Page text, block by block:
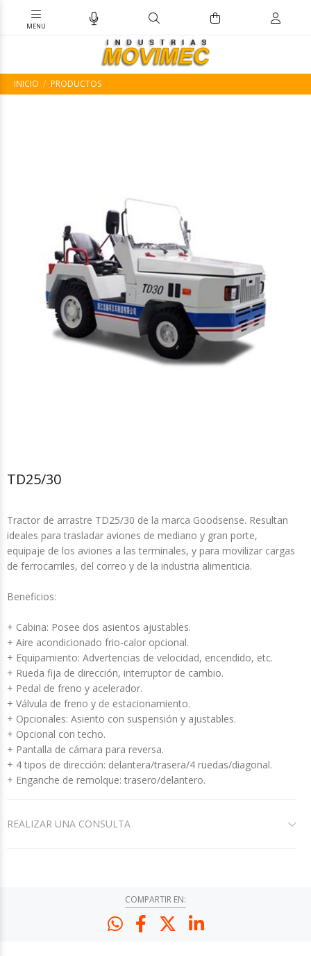
INICIO PRODUCTOS
TD25/30
Tractor de arrastre TD25/30 de la marca Goodsense. Resultan
ideales para trasladar aviones de mediano y gran porte,
equipaje de los aviones a las terminales, y para movilizar cargas
de ferrocarriles, del correo y de la industria alimenticia.
Beneficios:
+ Cabina: Posee dos asientos ajustables.
+ Aire acondicionado frio-calor opcional.
+ Equipamiento: Advertencias de velocidad, encendido, etc.
+ Rueda fija de dirección, interruptor de cambio.
+ Pedal de freno y acelerador.
+ Válvula de freno y de estacionamiento.
+ Opcionales: Asiento con suspensión y ajustables.
+ Opcional con techo.
+ Pantalla de cámara para reversa.
+ 4 tipos de dirección: delantera/trasera/4 ruedas/diagonal.
+ Enganche de remolque: trasero/delantero.
REALIZAR UNA CONSULTA
COMPARTIR EN: